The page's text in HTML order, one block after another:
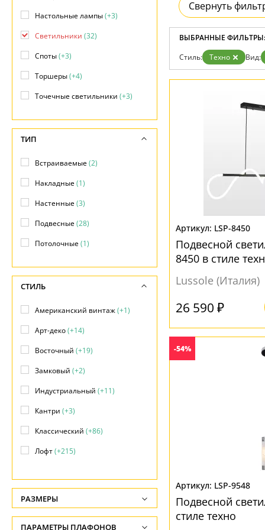
Отзывы
Дизайнерам
Бренды
Контакты
Современный
Хай тек
Свернуть
ВЫБРАННЫЕ ФИЛЬТРЫ:
Стиль: Техно Вид:
LSP-8450
Подвесной
8450 в стиле
Lussole (Италия)
26 590 ₽
-54%
LSP-9548
Подвесной
стиле техно
Настольные лампы(+3)
Светильники (32)
Споты(+3)
Торшеры(+4)
Точечные светильники (+3)
ТИП
Встраиваемые(2)
Накладные(1)
Настенные(3)
Подвесные(28)
Потолочные(1)
СТИЛЬ
Американский винтаж(+1)
Арт-деко(+14)
Восточный (+19)
Замковый (+2)
Индустриальный (+11)
Кантри (+3)
Классический (+86)
Лофт(+215)
Минимализм(+11)
Модерн(+608)
РАЗМЕРЫ
Высота, см
ПАРАМЕТРЫ ПЛАФОНОВ